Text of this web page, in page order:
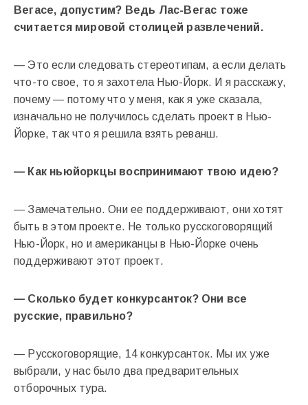
Вегасе, допустим? Ведь Лас-Вегас тоже
считается мировой столицей развлечений.
— Это если следовать стереотипам, а если делать
что-то свое, то я захотела Нью-Йорк. И я расскажу,
почему — потому что у меня, как я уже сказала,
изначально не получилось сделать проект в Нью-
Йорке, так что я решила взять реванш.
— Как ньюйоркцы воспринимают твою идею?
— Замечательно. Они ее поддерживают, они хотят
быть в этом проекте. Не только русскоговорящий
Нью-Йорк, но и американцы в Нью-Йорке очень
поддерживают этот проект.
— Сколько будет конкурсанток? Они все
русские, правильно?
— Русскоговорящие, 14 конкурсанток. Мы их уже
выбрали, у нас было два предварительных
отборочных тура.